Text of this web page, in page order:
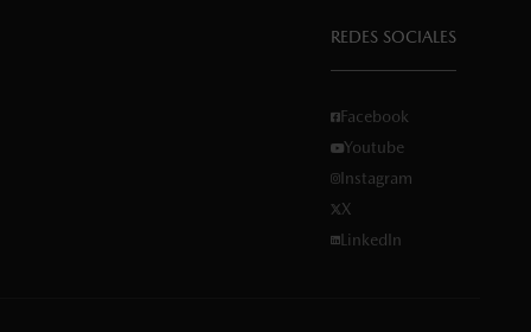
REDES SOCIALES
Facebook
Youtube
Instagram
X
LinkedIn